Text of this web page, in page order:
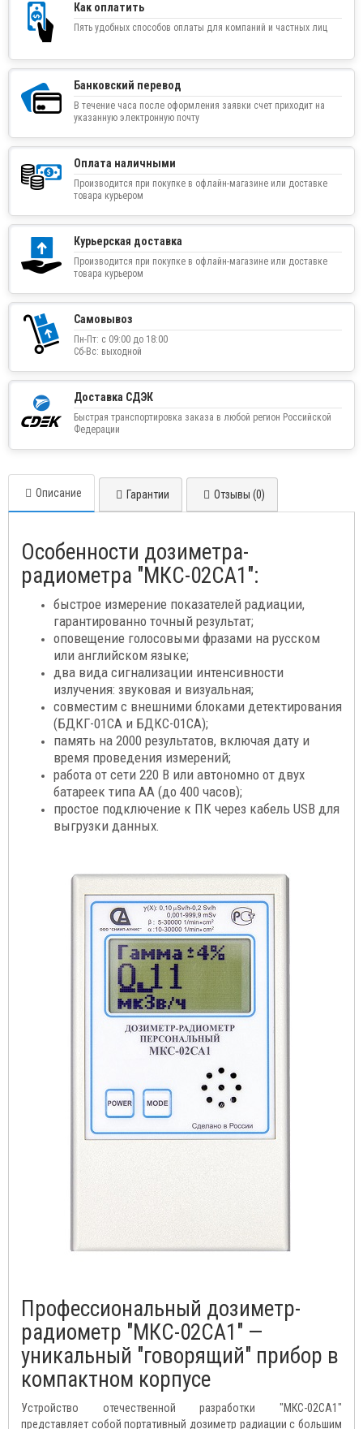
Как оплатить
Пять удобных способов оплаты для компаний и частных лиц
Банковский перевод
В течение часа после оформления заявки счет приходит на
указанную электронную почту
Оплата наличными
Производится при покупке в офлайн-магазине или доставке
товара курьером
Курьерская доставка
Производится при покупке в офлайн-магазине или доставке
товара курьером
Самовывоз
Пн-Пт: с 09:00 до 18:00
Сб-Вс: выходной
Доставка СДЭК
Быстрая транспортировка заказа в любой регион Российской
Федерации
Описание Гарантии Отзывы (0)
Особенности дозиметра-
радиометра "МКС-02СА1":
быстрое измерение показателей радиации,
гарантированно точный результат;
оповещение голосовыми фразами на русском
или английском языке;
два вида сигнализации интенсивности
излучения: звуковая и визуальная;
совместим с внешними блоками детектирования
(БДКГ-01СА и БДКС-01СА);
память на 2000 результатов, включая дату и
время проведения измерений;
работа от сети 220 В или автономно от двух
батареек типа АА (до 400 часов);
простое подключение к ПК через кабель USB для
выгрузки данных.
Профессиональный дозиметр-
радиометр "МКС-02СА1" —
уникальный "говорящий" прибор в
компактном корпусе
Устройство отечественной разработки "МКС-02СА1"
представляет собой портативный дозиметр радиации с большим